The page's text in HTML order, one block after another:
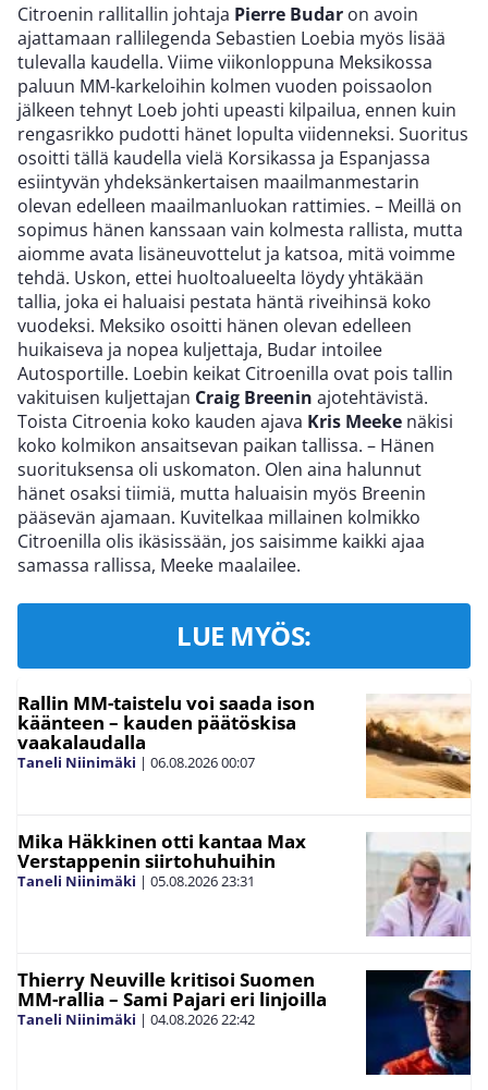
Citroenin rallitallin johtaja Pierre Budar on avoin
ajattamaan rallilegenda Sebastien Loebia myös lisää
tulevalla kaudella. Viime viikonloppuna Meksikossa
paluun MM-karkeloihin kolmen vuoden poissaolon
jälkeen tehnyt Loeb johti upeasti kilpailua, ennen kuin
rengasrikko pudotti hänet lopulta viidenneksi. Suoritus
osoitti tällä kaudella vielä Korsikassa ja Espanjassa
esiintyvän yhdeksänkertaisen maailmanmestarin
olevan edelleen maailmanluokan rattimies. – Meillä on
sopimus hänen kanssaan vain kolmesta rallista, mutta
aiomme avata lisäneuvottelut ja katsoa, mitä voimme
tehdä. Uskon, ettei huoltoalueelta löydy yhtäkään
tallia, joka ei haluaisi pestata häntä riveihinsä koko
vuodeksi. Meksiko osoitti hänen olevan edelleen
huikaiseva ja nopea kuljettaja, Budar intoilee
Autosportille. Loebin keikat Citroenilla ovat pois tallin
vakituisen kuljettajan Craig Breenin ajotehtävistä.
Toista Citroenia koko kauden ajava Kris Meeke näkisi
koko kolmikon ansaitsevan paikan tallissa. – Hänen
suorituksensa oli uskomaton. Olen aina halunnut
hänet osaksi tiimiä, mutta haluaisin myös Breenin
pääsevän ajamaan. Kuvitelkaa millainen kolmikko
Citroenilla olis ikäsissään, jos saisimme kaikki ajaa
samassa rallissa, Meeke maalailee.
LUE MYÖS:
Rallin MM-taistelu voi saada ison
käänteen – kauden päätöskisa
vaakalaudalla
Taneli Niinimäki | 06.08.202600:07
Mika Häkkinen otti kantaa Max
Verstappenin siirtohuhuihin
Taneli Niinimäki | 05.08.202623:31
Thierry Neuville kritisoi Suomen
MM-rallia – Sami Pajari eri linjoilla
Taneli Niinimäki | 04.08.202622:42